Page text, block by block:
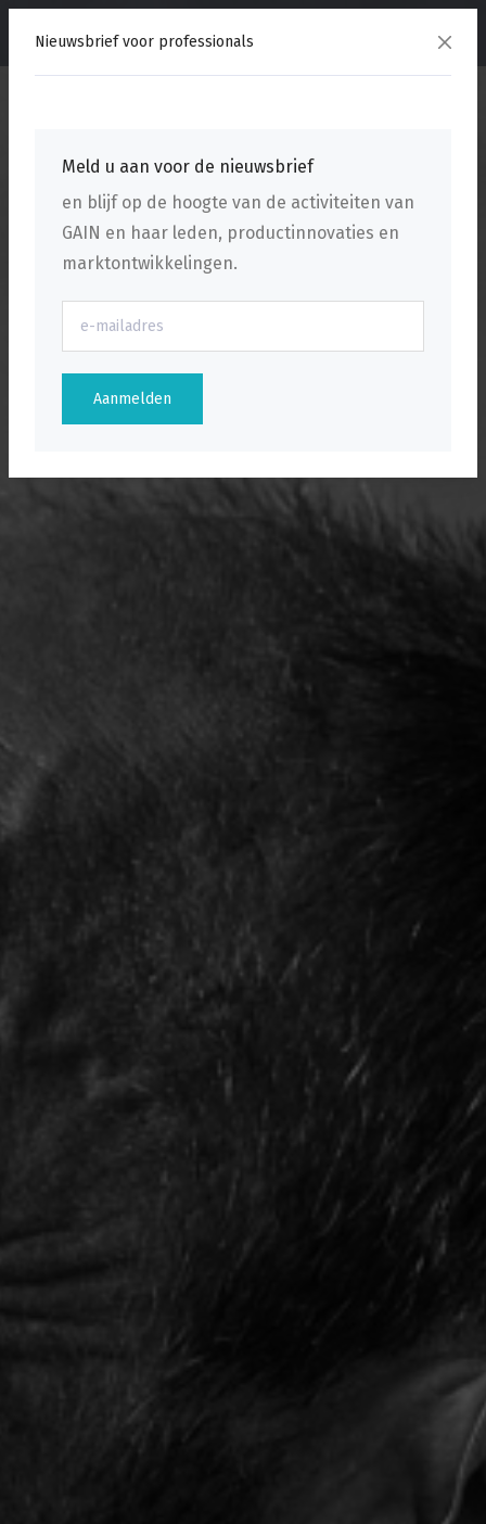
Nieuwsbrief voor professionals
Meld u aan voor de nieuwsbrief
en blijf op de hoogte van de activiteiten van
GAIN en haar leden, productinnovaties en
marktontwikkelingen.